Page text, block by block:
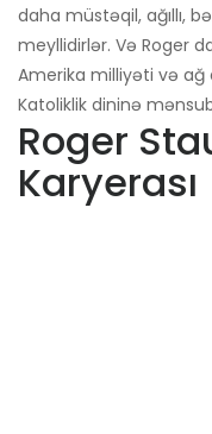
daha müstəqil, ağıllı,
meyllidirlər. Və Roger
Amerika milliyəti və
Katoliklik dininə
Roger
Karyerası